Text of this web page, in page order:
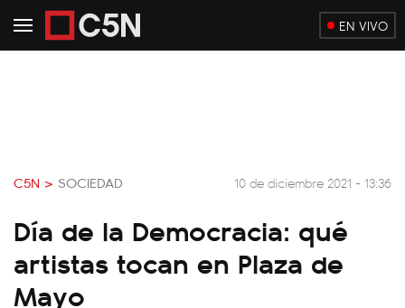
EN VIVO
C5N > SOCIEDAD 10 de diciembre 2021 - 13:36
Día de la Democracia: qué
artistas tocan en Plaza de
Mayo